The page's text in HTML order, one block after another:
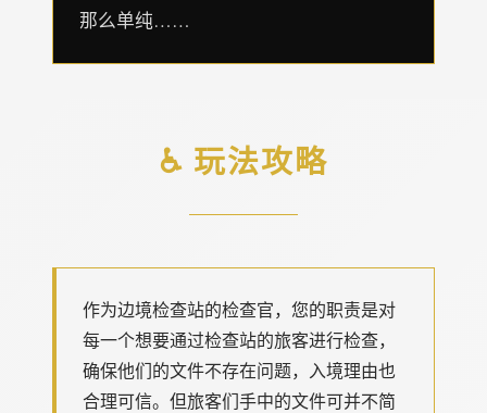
那么单纯……
♿ 玩法攻略
作为边境检查站的检查官，您的职责是对
每一个想要通过检查站的旅客进行检查，
确保他们的文件不存在问题，入境理由也
合理可信。但旅客们手中的文件可并不简